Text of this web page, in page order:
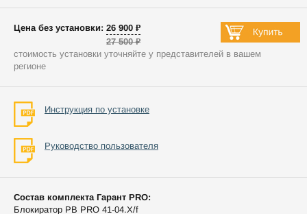
Цена без установки: 26 900 ₽
27 500 ₽
стоимость установки уточняйте у представителей в вашем
регионе
Инструкция по установке
Руководство пользователя
Состав комплекта Гарант PRO:
Блокиратор РВ PRO 41-04.X/f